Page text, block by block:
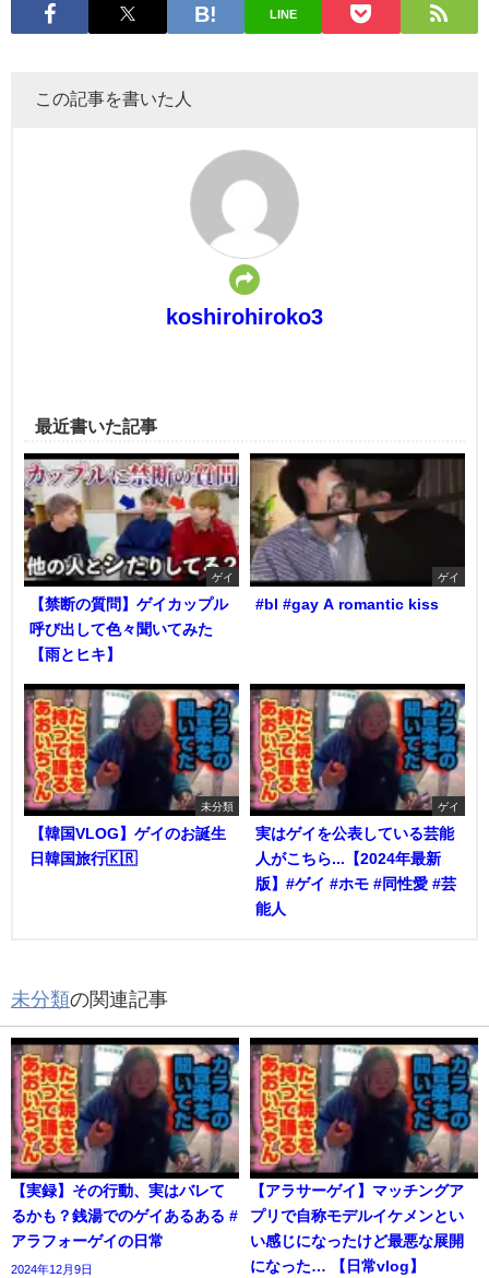
LINE
この記事を書いた人
koshirohiroko3
最近書いた記事
ゲイ
【禁断の質問】ゲイカップル
呼び出して色々聞いてみた
【雨とヒキ】
ゲイ
#bl #gay A romantic kiss
未分類
【韓国VLOG】ゲイのお誕生
日韓国旅行🇰🇷
ゲイ
実はゲイを公表している芸能
人がこちら...【2024年最新
版】#ゲイ #ホモ #同性愛 #芸
能人
未分類の関連記事
【実録】その行動、実はバレて
るかも？銭湯でのゲイあるある #
アラフォーゲイの日常
2024年12月9日
【アラサーゲイ】マッチングア
プリで自称モデルイケメンとい
い感じになったけど最悪な展開
になった… 【日常vlog】